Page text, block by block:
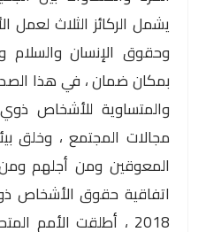
يشمل الركائز الثلاث لعمل
وحقوق الإنسان والسلام
بمكان ضمان ، في هذا
والمتساوية للأشخاص
مجالات المجتمع ، وخلق
المعوقين ومن أجلهم
اتفاقية حقوق الأشخاص
2018 ، أطلقت الأمم